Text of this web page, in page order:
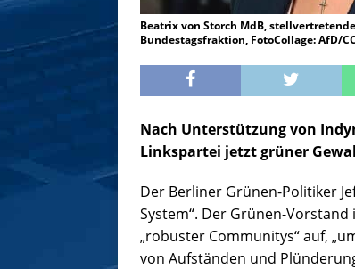
Beatrix von Storch MdB,
Bundestagsfraktion, FotoCollage: AfD/
Nach Unterstützung von
Linkspartei jetzt grüner
Der Berliner Grünen-Politiker
System“. Der Grünen-
„robuster Communitys“ auf,
von Aufständen und